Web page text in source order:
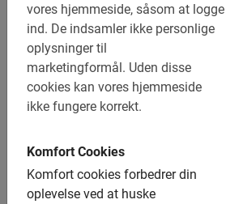
vores hjemmeside, såsom at logge
ind. De indsamler ikke personlige
oplysninger til
marketingformål. Uden disse
cookies kan vores hjemmeside
ikke fungere korrekt.
Komfort Cookies
Komfort cookies forbedrer din
oplevelse ved at huske
Baja Bikes Insights: